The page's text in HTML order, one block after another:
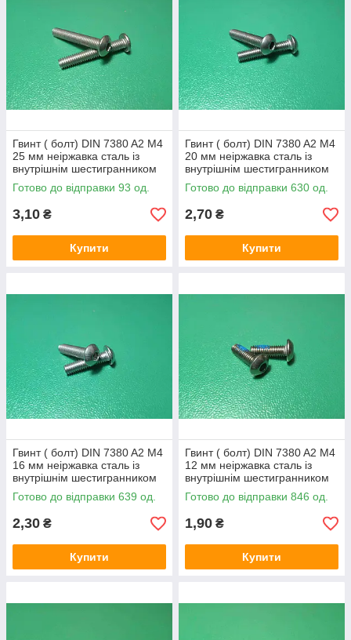
Гвинт ( болт) DIN 7380 A2 M4
25 мм неіржавка сталь із
внутрішнім шестигранником
Готово до відправки 93 од.
3,10 ₴
Купити
Гвинт ( болт) DIN 7380 A2 M4
20 мм неіржавка сталь із
внутрішнім шестигранником
Готово до відправки 630 од.
2,70 ₴
Купити
Гвинт ( болт) DIN 7380 A2 M4
16 мм неіржавка сталь із
внутрішнім шестигранником
Готово до відправки 639 од.
2,30 ₴
Купити
Гвинт ( болт) DIN 7380 A2 M4
12 мм неіржавка сталь із
внутрішнім шестигранником
Готово до відправки 846 од.
1,90 ₴
Купити